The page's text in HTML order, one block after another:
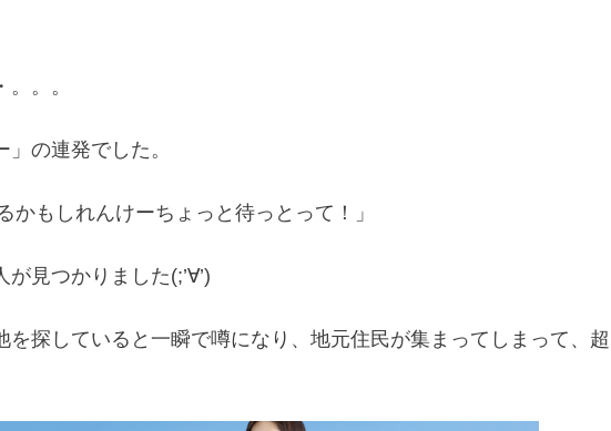
。。
の連発でした。
かもしれんけーちょっと待っとって！」
見つかりました(;’∀’)
を探していると一瞬で噂になり、地元住民が集まってしまって、超